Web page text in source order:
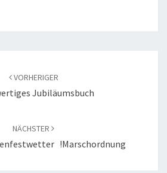
VORHERIGER
Jubiläumsbuch
NÄCHSTER
!Marschordnung